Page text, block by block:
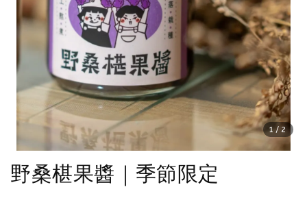
1/2
野桑椹果醬｜季節限定